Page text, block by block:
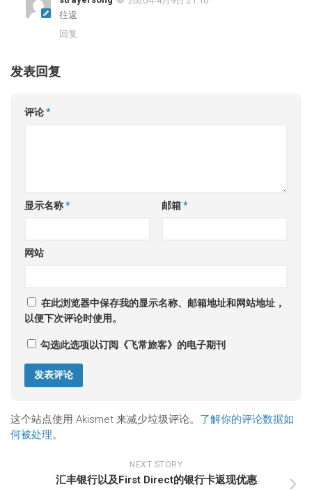
往返
回复
发表回复
评论*
显示名称* 邮箱*
网站
在此浏览器中保存我的显示名称、邮箱地址和网站地址，
以便下次评论时使用。
勾选此选项以订阅《飞常旅客》的电子期刊
这个站点使用 Akismet 来减少垃圾评论。 了解你的评论数据如
何被处理。
NEXT STORY
汇丰银行以及First Direct的银行卡返现优惠